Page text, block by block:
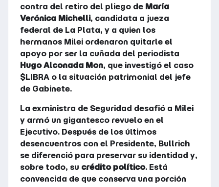
contra del retiro del pliego de María
Verónica Michelli, candidata a jueza
federal de La Plata, y a quien los
hermanos Milei ordenaron quitarle el
apoyo por ser la cuñada del periodista
Hugo Alconada Mon, que investigó el caso
$LIBRA o la situación patrimonial del jefe
de Gabinete.
La exministra de Seguridad desafió a Milei
y armó un gigantesco revuelo en el
Ejecutivo. Después de los últimos
desencuentros con el Presidente, Bullrich
se diferenció para preservar su identidad y,
sobre todo, su crédito político. Está
convencida de que conserva una porción